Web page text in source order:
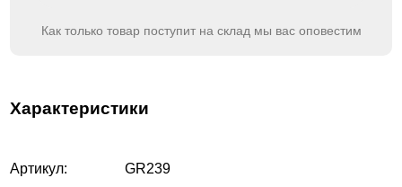
Как только товар поступит на склад мы вас оповестим
Характеристики
Артикул:
GR239